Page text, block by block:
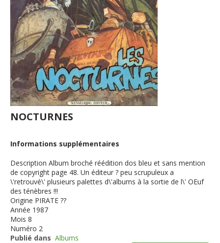
NOCTURNES
Informations supplémentaires
Description Album broché réédition dos bleu et sans mention
de copyright page 48. Un éditeur ? peu scrupuleux a
\'retrouvé\' plusieurs palettes d\'albums à la sortie de l\' OEuf
des ténèbres !!!
Origine PIRATE ??
Année 1987
Mois 8
Numéro 2
Publié dans Albums